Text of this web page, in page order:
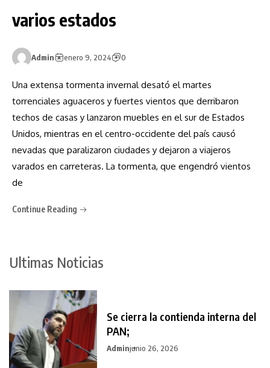
varios estados
Admin enero 9, 2024 0
Una extensa tormenta invernal desató el martes
torrenciales aguaceros y fuertes vientos que derribaron
techos de casas y lanzaron muebles en el sur de Estados
Unidos, mientras en el centro-occidente del país causó
nevadas que paralizaron ciudades y dejaron a viajeros
varados en carreteras. La tormenta, que engendró vientos
de
Continue Reading
Ultimas Noticias
Se cierra la contienda interna del
PAN;
Adminjunio 26, 2026